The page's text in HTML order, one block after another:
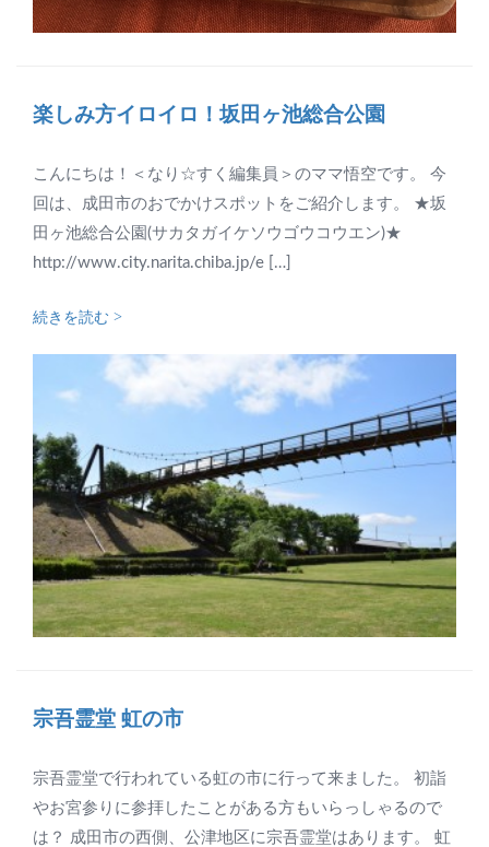
楽しみ方イロイロ！坂田ヶ池総合公園
こんにちは！＜なり☆すく編集員＞のママ悟空です。 今
回は、成田市のおでかけスポットをご紹介します。 ★坂
田ヶ池総合公園(サカタガイケソウゴウコウエン)★
http://www.city.narita.chiba.jp/e […]
続きを読む >
宗吾霊堂 虹の市
宗吾霊堂で行われている虹の市に行って来ました。 初詣
やお宮参りに参拝したことがある方もいらっしゃるので
は？ 成田市の西側、公津地区に宗吾霊堂はあります。 虹